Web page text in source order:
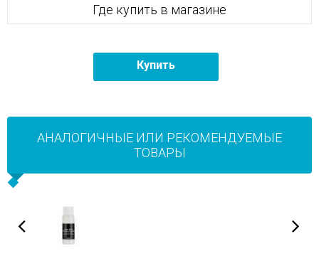
Где купить в магазине
Купить
АНАЛОГИЧНЫЕ ИЛИ РЕКОМЕНДУЕМЫЕ
ТОВАРЫ